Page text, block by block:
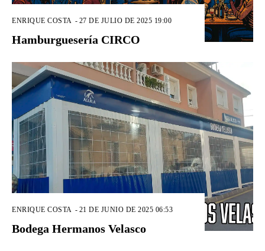
ENRIQUE COSTA - 27 DE JULIO DE 2025 19:00
Hamburguesería CIRCO
ENRIQUE COSTA - 21 DE JUNIO DE 2025 06:53
Bodega Hermanos Velasco